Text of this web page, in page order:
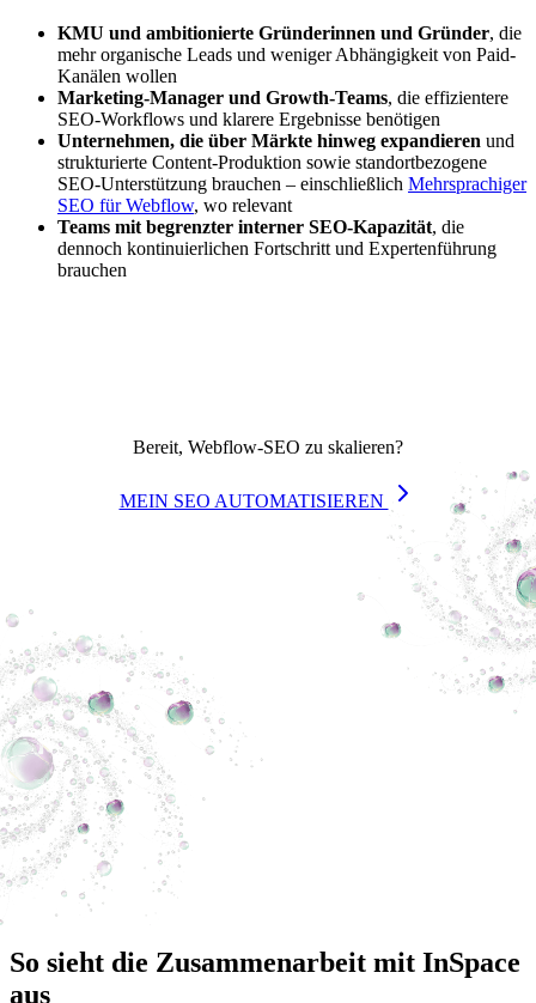
KMU und ambitionierte Gründerinnen und Gründer, die
mehr organische Leads und weniger Abhängigkeit von Paid-
Kanälen wollen
Marketing-Manager und Growth-Teams, die effizientere
SEO-Workflows und klarere Ergebnisse benötigen
Unternehmen, die über Märkte hinweg expandieren und
strukturierte Content-Produktion sowie standortbezogene
SEO-Unterstützung brauchen – einschließlich Mehrsprachiger
SEO für Webflow, wo relevant
Teams mit begrenzter interner SEO-Kapazität, die
dennoch kontinuierlichen Fortschritt und Expertenführung
brauchen
Bereit, Webflow-SEO zu skalieren?
MEIN SEO AUTOMATISIEREN
So sieht die Zusammenarbeit mit InSpace
aus